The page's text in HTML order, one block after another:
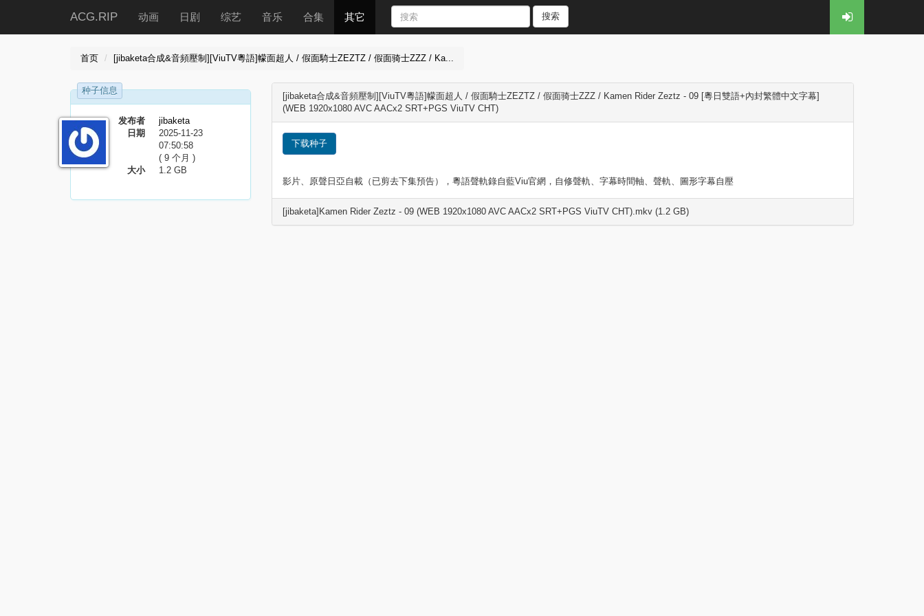
ACG.RIP 动画 日剧 综艺 音乐 合集 其它 搜索
首页 [jibaketa合成&音頻壓制][ViuTV粵語]幪面超人 / 假面騎士ZEZTZ / 假面骑士ZZZ / Ka...
种子信息
发布者
jibaketa
日期
2025-11-23
07:50:58
( 9 个月 )
大小
1.2 GB
[jibaketa合成&音頻壓制][ViuTV粵語]幪面超人 / 假面騎士ZEZTZ / 假面骑士ZZZ / Kamen Rider Zeztz - 09 [粵日雙語+內封繁體中文字幕]
(WEB 1920x1080 AVC AACx2 SRT+PGS ViuTV CHT)
下载种子
影片、原聲日亞自載（已剪去下集預告），粵語聲軌錄自藍Viu官網，自修聲軌、字幕時間軸、聲軌、圖形字幕自壓
[jibaketa]Kamen Rider Zeztz - 09 (WEB 1920x1080 AVC AACx2 SRT+PGS ViuTV CHT).mkv (1.2 GB)